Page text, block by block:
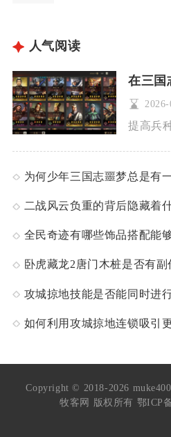
人气阅读
为何少年三国志噩梦总是有
二战风云负重的背后隐藏着
全民奇迹有哪些饰品搭配能
卧虎藏龙2唐门木桩是否有副
攻城掠地技能是否能同时进
如何利用攻城掠地连锁吸引
Copyright © 2018-2026
牧客网 版权所有 鄂ICP